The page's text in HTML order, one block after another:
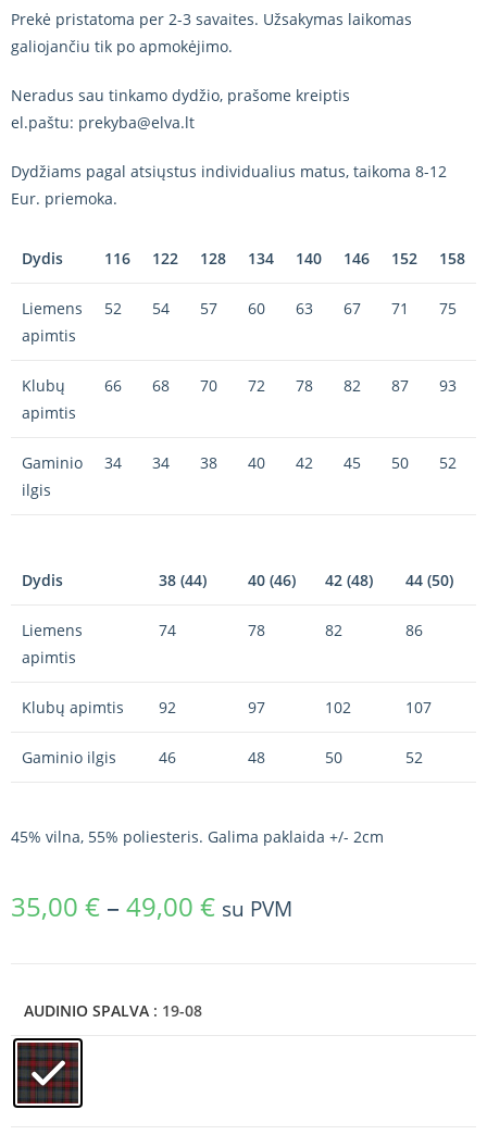
Prekė pristatoma per 2-3 savaites. Užsakymas laikomas
galiojančiu tik po apmokėjimo.
Neradus sau tinkamo dydžio, prašome kreiptis
el.paštu: prekyba@elva.lt
Dydžiams pagal atsiųstus individualius matus, taikoma 8-12
Eur. priemoka.
Dydis 116 122 128 134 140 146 152 158
Liemens
apimtis
52 54 57 60 63 67 71 75
Klubų
apimtis
66 68 70 72 78 82 87 93
Gaminio
ilgis
34 34 38 40 42 45 50 52
Dydis 38 (44) 40 (46) 42 (48) 44 (50)
Liemens
apimtis
74 78 82 86
Klubų apimtis 92 97 102 107
Gaminio ilgis 46 48 50 52
45% vilna, 55% poliesteris. Galima paklaida +/- 2cm
35,00 € – 49,00 € su PVM
AUDINIO SPALVA : 19-08